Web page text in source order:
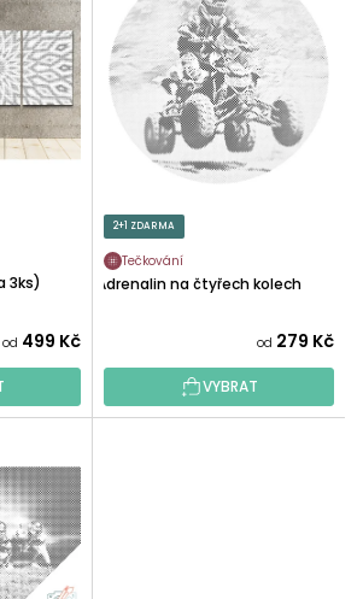
3ks)
od 499 Kč
2+1 ZDARMA
Tečkování
Adrenalin na čtyřech kolech
od 279 Kč
VYBRAT